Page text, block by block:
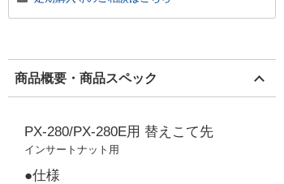
商品概要・商品スペック
PX-280/PX-280E用 替えこて先
インサートナット用
●仕様